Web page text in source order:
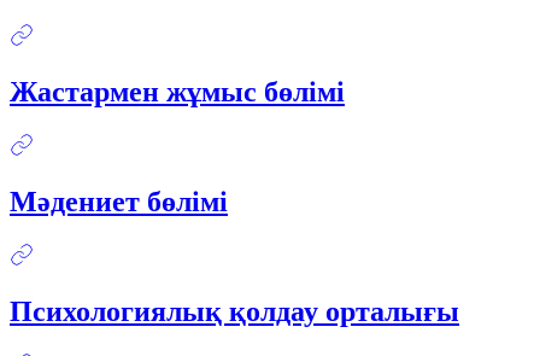
Жастармен жұмыс бөлімі
Мәдениет бөлімі
Психологиялық қолдау орталығы